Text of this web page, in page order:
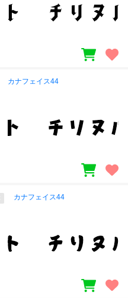
カナフェイス44
カナフェイス44